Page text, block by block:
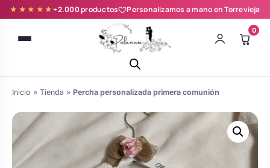
★★★★★+2.000 productos Personalizamos a mano en Torrevieja
0
novia y zapatillas
Inicio » Tienda » Percha personalizada primera comunión